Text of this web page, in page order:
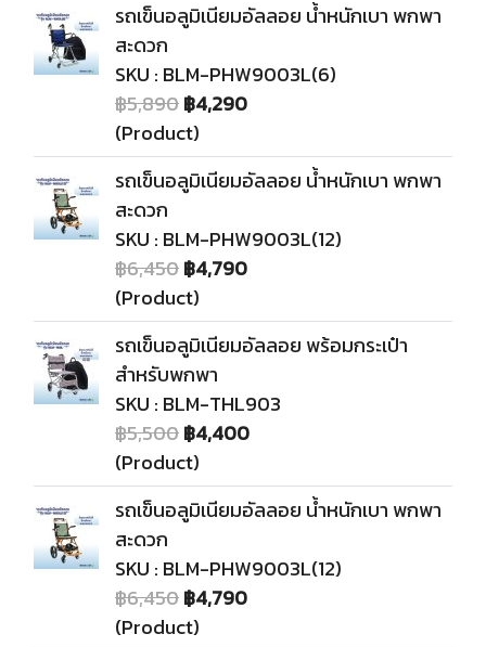
รถเข็นอลูมิเนียมอัลลอย น้ำหนักเบา พกพา
สะดวก
SKU : BLM-PHW9003L(6)
฿5,890฿4,290
(Product)
รถเข็นอลูมิเนียมอัลลอย น้ำหนักเบา พกพา
สะดวก
SKU : BLM-PHW9003L(12)
฿6,450฿4,790
(Product)
รถเข็นอลูมิเนียมอัลลอย พร้อมกระเป๋า
สำหรับพกพา
SKU : BLM-THL903
฿5,500฿4,400
(Product)
รถเข็นอลูมิเนียมอัลลอย น้ำหนักเบา พกพา
สะดวก
SKU : BLM-PHW9003L(12)
฿6,450฿4,790
(Product)